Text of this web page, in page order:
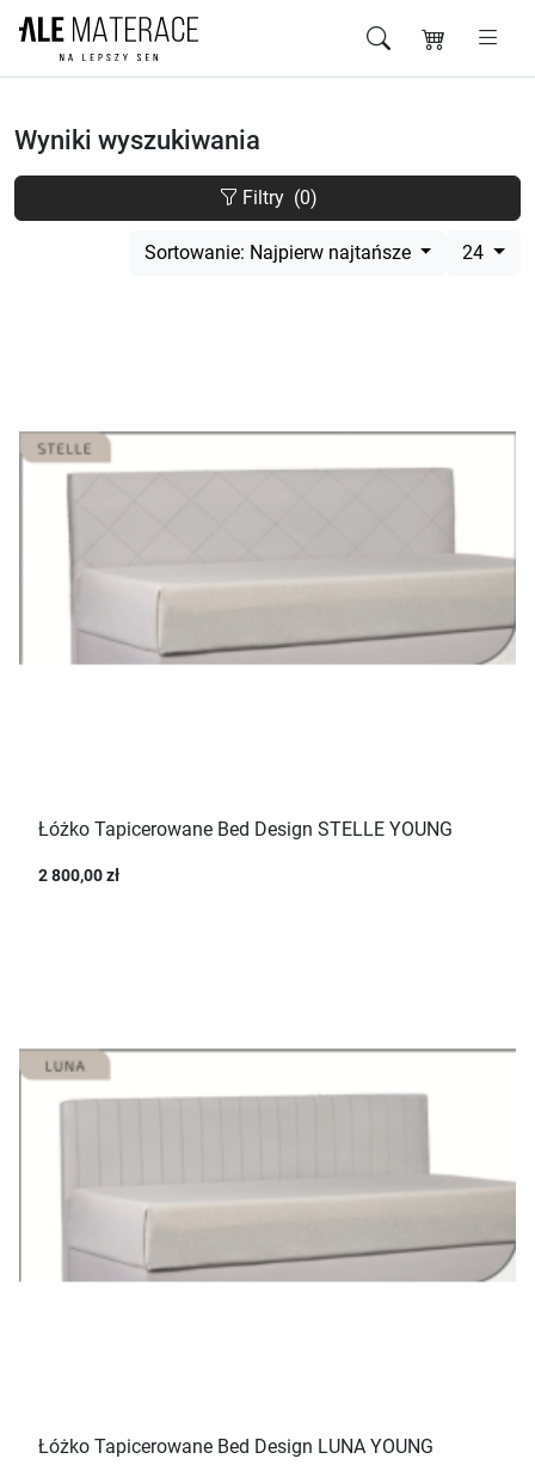
Przejdź do zawartości
Wyniki wyszukiwania
Filtry (0)
Sortowanie: Najpierw najtańsze 24
Łóżko Tapicerowane Bed Design STELLE YOUNG
2 800,00 zł
Łóżko Tapicerowane Bed Design LUNA YOUNG